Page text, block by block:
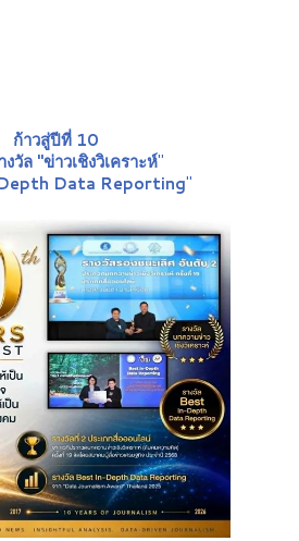
ก้าวสู่ปีที่ 10
วัล "ข่าวเชิงวิเคราะห์"
Data Reporting"